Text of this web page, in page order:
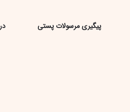
پیگیری مرسولات پستی